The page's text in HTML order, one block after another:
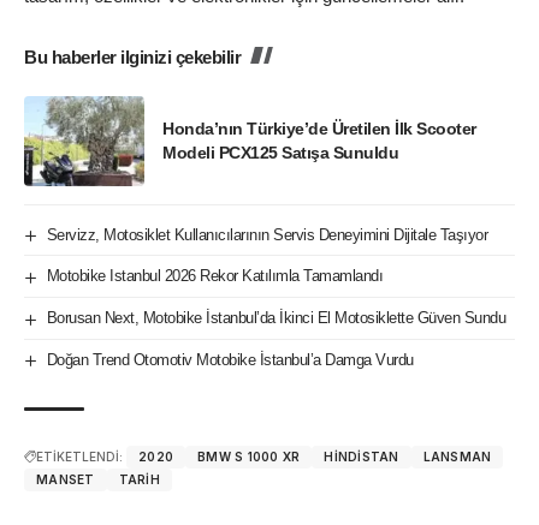
Bu haberler ilginizi çekebilir
Honda’nın Türkiye’de Üretilen İlk Scooter
Modeli PCX125 Satışa Sunuldu
Servizz, Motosiklet Kullanıcılarının Servis Deneyimini Dijitale Taşıyor
Motobike Istanbul 2026 Rekor Katılımla Tamamlandı
Borusan Next, Motobike İstanbul’da İkinci El Motosiklette Güven Sundu
Doğan Trend Otomotiv Motobike İstanbul’a Damga Vurdu
ETİKETLENDİ: 2020 BMW S 1000 XR HINDISTAN
LANSMAN
MANSET
TARIH